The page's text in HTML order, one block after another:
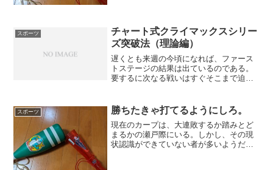
スポーツ
チャート式クライマックスシリー
ズ突破法（理論編）
遅くとも来週の今頃になれば、ファース
トステージの結果は出ているのである。
要するに次なる戦いはすぐそこまで迫っ
れば勝てるかということを真剣に考えね
ばならない。それを至極真...
スポーツ 勝ちたきゃ打てるようにしろ。
現在のカープは、大連敗するか踏みとど
まるかの瀬戸際にいる。しかし、その現
状認識ができていない者が多いようだ。